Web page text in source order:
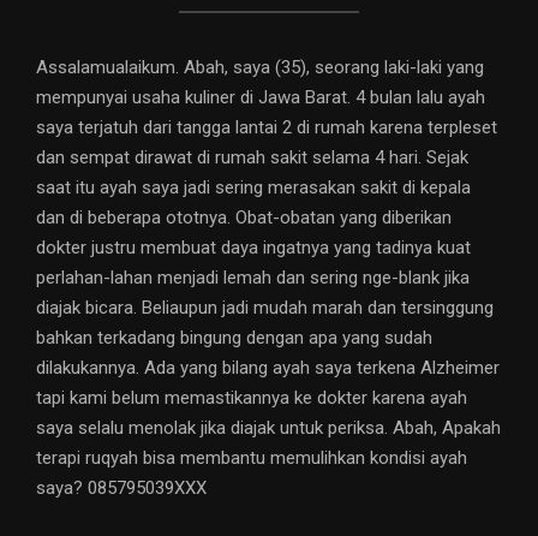
Assalamualaikum. Abah, saya (35), seorang laki-laki yang
mempunyai usaha kuliner di Jawa Barat. 4 bulan lalu ayah
saya terjatuh dari tangga lantai 2 di rumah karena terpleset
dan sempat dirawat di rumah sakit selama 4 hari. Sejak
saat itu ayah saya jadi sering merasakan sakit di kepala
dan di beberapa ototnya. Obat-obatan yang diberikan
dokter justru membuat daya ingatnya yang tadinya kuat
perlahan-lahan menjadi lemah dan sering nge-blank jika
diajak bicara. Beliaupun jadi mudah marah dan tersinggung
bahkan terkadang bingung dengan apa yang sudah
dilakukannya. Ada yang bilang ayah saya terkena Alzheimer
tapi kami belum memastikannya ke dokter karena ayah
saya selalu menolak jika diajak untuk periksa. Abah, Apakah
terapi ruqyah bisa membantu memulihkan kondisi ayah
saya? 085795039XXX